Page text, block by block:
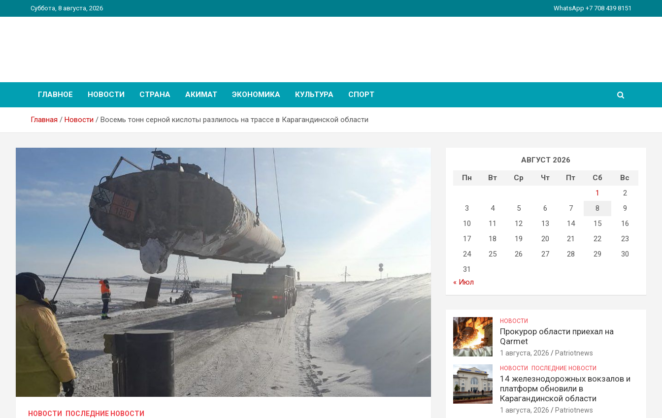
к
Суббота, 8 августа, 2026 WhatsApp +7 708 439 8151
ГЛАВНОЕ НОВОСТИ СТРАНА АКИМАТ ЭКОНОМИКА КУЛЬТУРА СПОРТ
Главная Новости Восемь тонн серной кислоты разлилось на трассе в Карагандинской области
НОВОСТИ ПОСЛЕДНИЕ НОВОСТИ
АВГУСТ 2026
Пн
Вт Ср Чт Пт Сб
Вс
1
2
3
4 5 6 7 8
9
10
11 12 13 14 15
16
17
18 19 20 21 22
23
24
25 26 27 28 29
30
31
« Июл
НОВОСТИ
Прокурор области приехал на
Qarmet
1 августа, 2026 Patriotnews
НОВОСТИ ПОСЛЕДНИЕ НОВОСТИ
14 железнодорожных вокзалов и
платформ обновили в
Карагандинской области
1 августа, 2026 Patriotnews